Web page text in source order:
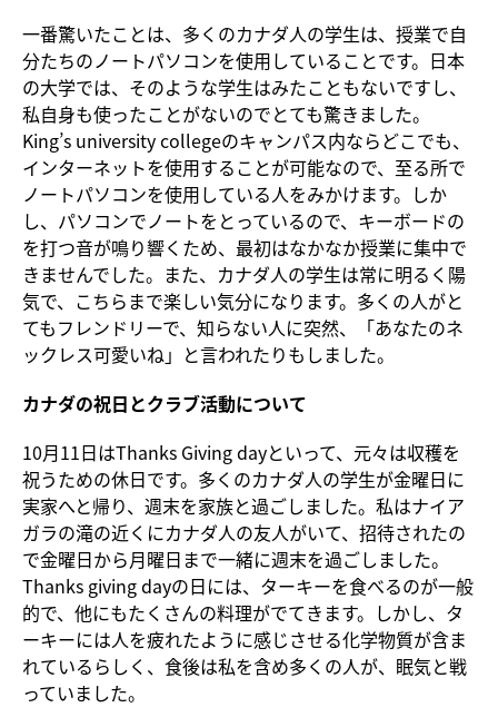
一番驚いたことは、多くのカナダ人の学生は、授業で自
分たちのノートパソコンを使用していることです。日本
の大学では、そのような学生はみたこともないですし、
私自身も使ったことがないのでとても驚きました。
King’s university collegeのキャンパス内ならどこでも、
インターネットを使用することが可能なので、至る所で
ノートパソコンを使用している人をみかけます。しか
し、パソコンでノートをとっているので、キーボードの
を打つ音が鳴り響くため、最初はなかなか授業に集中で
きませんでした。また、カナダ人の学生は常に明るく陽
気で、こちらまで楽しい気分になります。多くの人がと
てもフレンドリーで、知らない人に突然、「あなたのネ
ックレス可愛いね」と言われたりもしました。
カナダの祝日とクラブ活動について
10月11日はThanks Giving dayといって、元々は収穫を
祝うための休日です。多くのカナダ人の学生が金曜日に
実家へと帰り、週末を家族と過ごしました。私はナイア
ガラの滝の近くにカナダ人の友人がいて、招待されたの
で金曜日から月曜日まで一緒に週末を過ごしました。
Thanks giving dayの日には、ターキーを食べるのが一般
的で、他にもたくさんの料理がでてきます。しかし、タ
ーキーには人を疲れたように感じさせる化学物質が含ま
れているらしく、食後は私を含め多くの人が、眠気と戦
っていました。